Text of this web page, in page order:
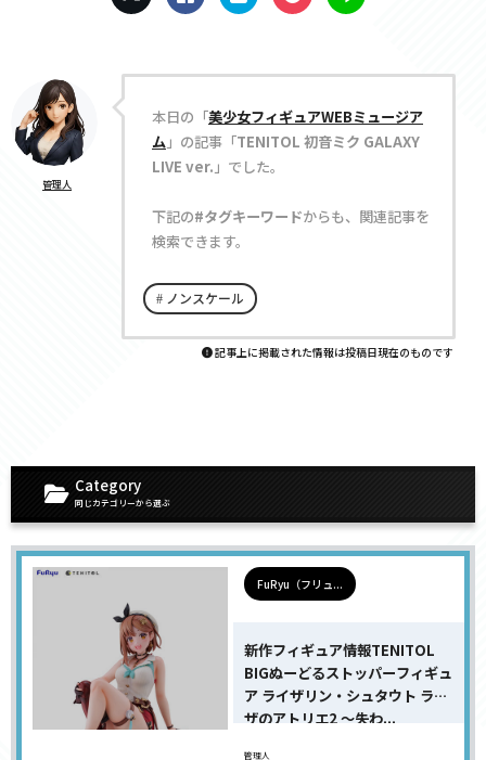
管理人
本日の「美少女フィギュアWEBミュージア
ム」の記事「TENITOL 初音ミク GALAXY
LIVE ver. 」でした。
下記の#タグキーワードからも、関連記事を
検索できます。
ノンスケール
記事上に掲載された情報は投稿日現在のものです
Category
同じカテゴリーから選ぶ
FuRyu（フリュ...
新作フィギュア情報TENITOL
BIGぬーどるストッパーフィギュ
ア ライザリン・シュタウト ライ
ザのアトリエ2 〜失わ...
管理人